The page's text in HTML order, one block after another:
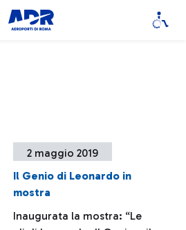
2 maggio 2019
Il Genio di Leonardo in
mostra
Inaugurata la mostra: “Le